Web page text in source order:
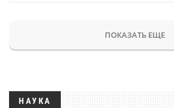
ПОКАЗАТЬ ЕЩЕ
НАУКА